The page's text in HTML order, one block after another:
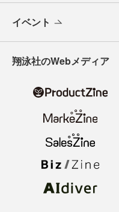
イベント
翔泳社のWebメディア